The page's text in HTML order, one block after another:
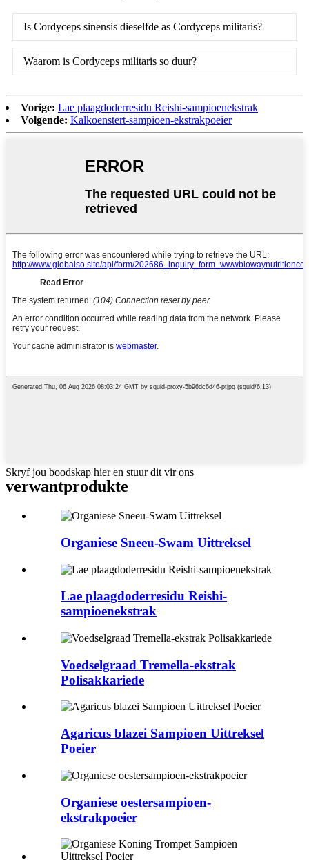
Is Cordyceps sinensis dieselfde as Cordyceps militaris?
Waarom is Cordyceps militaris so duur?
Vorige: Lae plaagdoderresidu Reishi-sampioenekstrak
Volgende: Kalkoenstert-sampioen-ekstrakpoeier
Skryf jou boodskap hier en stuur dit vir ons
verwantprodukte
Organiese Sneeu-Swam Uittreksel
Lae plaagdoderresidu Reishi-
sampioenekstrak
Voedselgraad Tremella-ekstrak
Polisakkariede
Agaricus blazei Sampioen Uittreksel
Poeier
Organiese oestersampioen-
ekstrakpoeier